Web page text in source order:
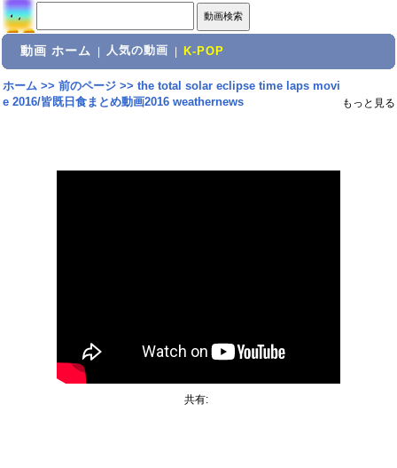
動画 ホーム 人気の動画 K-POP
ホーム>> 前のページ>> the total solar eclipse time laps movi
e 2016/皆既日食まとめ動画2016 weathernews
もっと見る
共有: